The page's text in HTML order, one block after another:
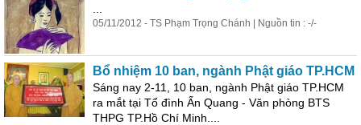
05/11/2012 - TS Phạm Trọng Chánh | Nguồn tin : -/-
Bổ nhiệm 10 ban, ngành Phật giáo TP.HCM
Sáng nay 2-11, 10 ban, ngành Phật giáo TP.HCM
ra mắt tại Tổ đình Ấn Quang - Văn phòng BTS
THPG TP.Hồ Chí Minh....